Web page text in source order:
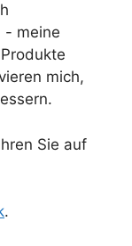
- meine
mich,
Sie auf
.